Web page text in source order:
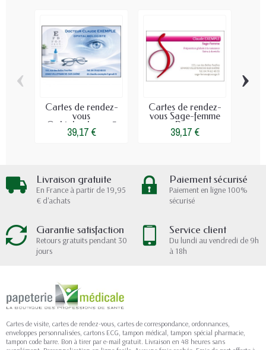
Cartes de rendez-
vous
Ophtalmologue 3
39,17 €
Cartes de rendez-
vous Sage-femme
Rose
39,17 €
‹ ›
Livraison gratuite
En France à partir de 19,95
€ d'achats
Paiement sécurisé
Paiement en ligne 100%
sécurisé
Garantie satisfaction
Retours gratuits pendant 30
jours
Service client
Du lundi au vendredi de 9h
à 18h
Cartes de visite, cartes de rendez-vous, cartes de correspondance, ordonnances,
enveloppes personnalisées, cartons ECG, tampon médical, tampon spécial pharmacie,
tampon code barre. Bon à tirer par e-mail gratuit. Livraison en 48 heures sans